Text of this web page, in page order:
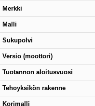
Merkki
Malli
Sukupolvi
Versio (moottori)
Tuotannon aloitusvuosi
Tehoyksikön rakenne
Korimalli